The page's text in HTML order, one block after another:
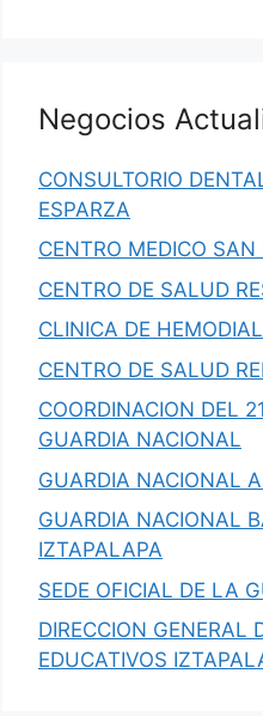
Negocios
CONSULTORIO
ESPARZA
CENTRO MEDICO SAN
CENTRO DE SALUD
CLINICA DE
CENTRO DE SALUD
COORDINACION DEL
GUARDIA NACIONAL
GUARDIA NACIONAL
GUARDIA NACIONAL
IZTAPALAPA
SEDE OFICIAL DE LA
DIRECCION GENERAL
EDUCATIVOS